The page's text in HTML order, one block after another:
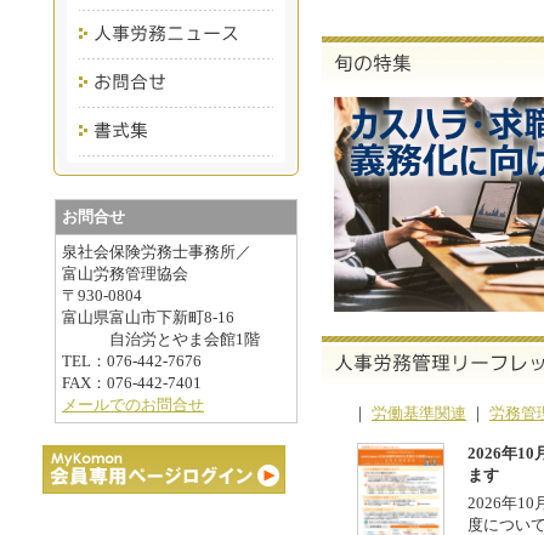
｜ 労働基準関連 ｜ 労務管
2026年10
ます
2026年10
度につい
お問合せ
泉社会保険労務士事務所／
富山労務管理協会
〒930-0804
富山県富山市下新町8-16
自治労とやま会館1階
TEL：076-442-7676
FAX：076-442-7401
メールでのお問合せ